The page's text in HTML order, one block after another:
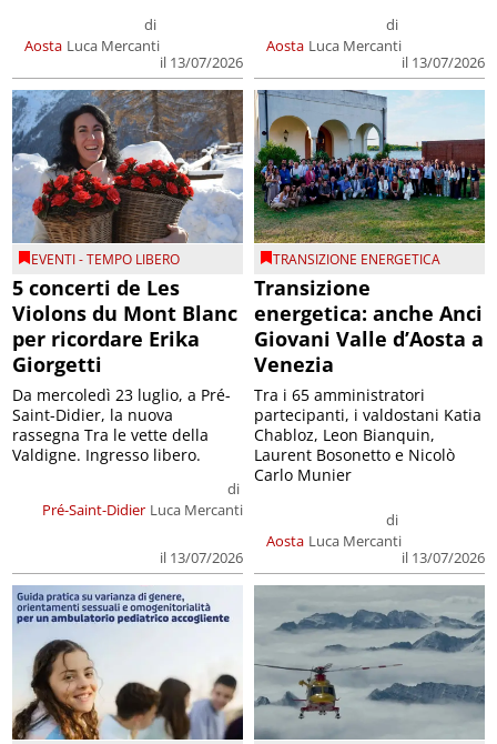
Aosta
di
Luca Mercanti
il 13/07/2026
Aosta
di
Luca Mercanti
il 13/07/2026
EVENTI - TEMPO LIBERO
5 concerti de Les
Violons du Mont Blanc
per ricordare Erika
Giorgetti
Pré-Saint-Didier
di
Luca Mercanti
il 13/07/2026
Da mercoledì 23 luglio, a Pré-
Saint-Didier, la nuova
rassegna Tra le vette della
Valdigne. Ingresso libero.
TRANSIZIONE ENERGETICA
Transizione
energetica: anche Anci
Giovani Valle d’Aosta a
Venezia
Aosta
di
Luca Mercanti
il 13/07/2026
Tra i 65 amministratori
partecipanti, i valdostani Katia
Chabloz, Leon Bianquin,
Laurent Bosonetto e Nicolò
Carlo Munier